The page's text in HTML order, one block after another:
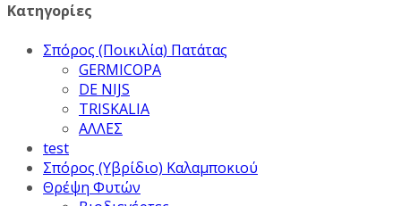
Κατηγορίες
Σπόρος (Ποικιλία) Πατάτας
GERMICOPA
DE NIJS
TRISKALIA
ΑΛΛΕΣ
test
Σπόρος (Υβρίδιο) Καλαμποκιού
Θρέψη Φυτών